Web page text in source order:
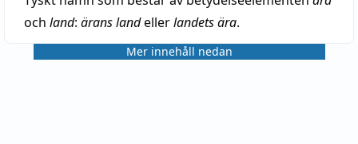
och land: ärans landellerlandets ära.
Mer innehåll nedan